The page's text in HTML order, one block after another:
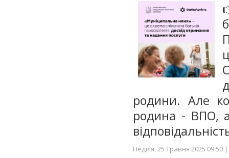
родини. Але
родина - ВПО,
Неділя, 25 Травня 2025 09:50